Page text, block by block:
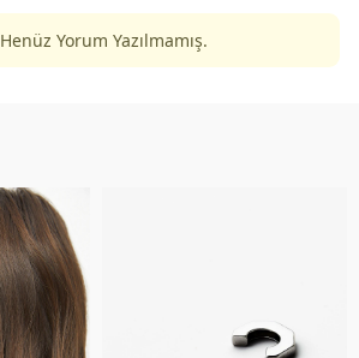
Henüz Yorum Yazılmamış.